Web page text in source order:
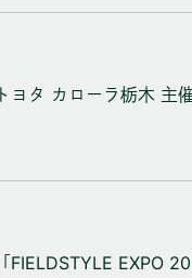
トヨタ カローラ栃木 主
「FIELDSTYLE EXPO